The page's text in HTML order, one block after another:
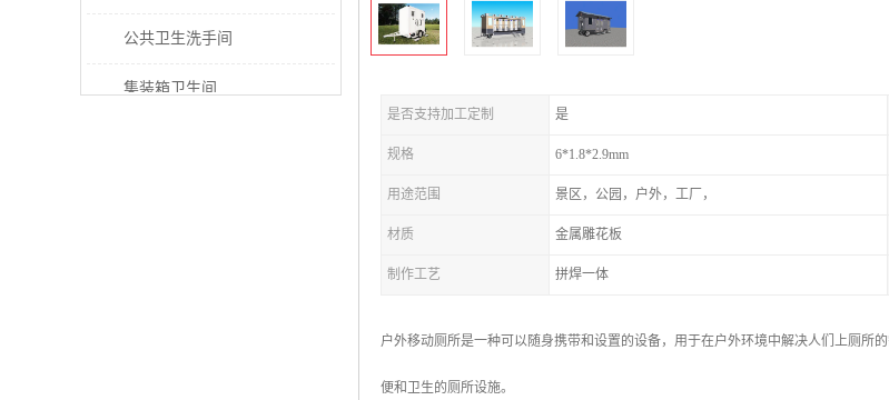
公共卫生洗手间
集装箱卫生间
是否支持加工定制 是
规格 6*1.8*2.9mm
用途范围 景区，公园，户外，工厂，
材质 金属雕花板
制作工艺 拼焊一体
户外移动厕所是一种可以随身携带和设置的设备，用于在户外环境中解决人们上厕
便和卫生的厕所设施。